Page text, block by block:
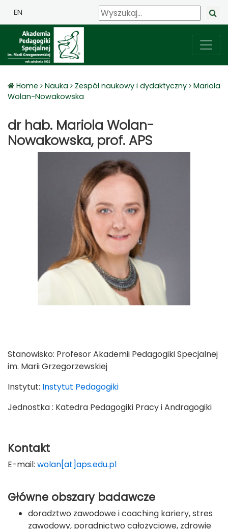
EN
Home Nauka Zespół naukowy i dydaktyczny
Mariola
Wolan-Nowakowska
dr hab. Mariola Wolan-
Nowakowska, prof. APS
Stanowisko: Profesor Akademii Pedagogiki Specjalnej
im. Marii Grzegorzewskiej
Instytut: Instytut Pedagogiki
Jednostka : Katedra Pedagogiki Pracy i Andragogiki
Kontakt
E-mail: wolan[at]aps.edu.pl
Główne obszary badawcze
doradztwo zawodowe i coaching kariery, stres
zawodowy, poradnictwo całożyciowe, zdrowie